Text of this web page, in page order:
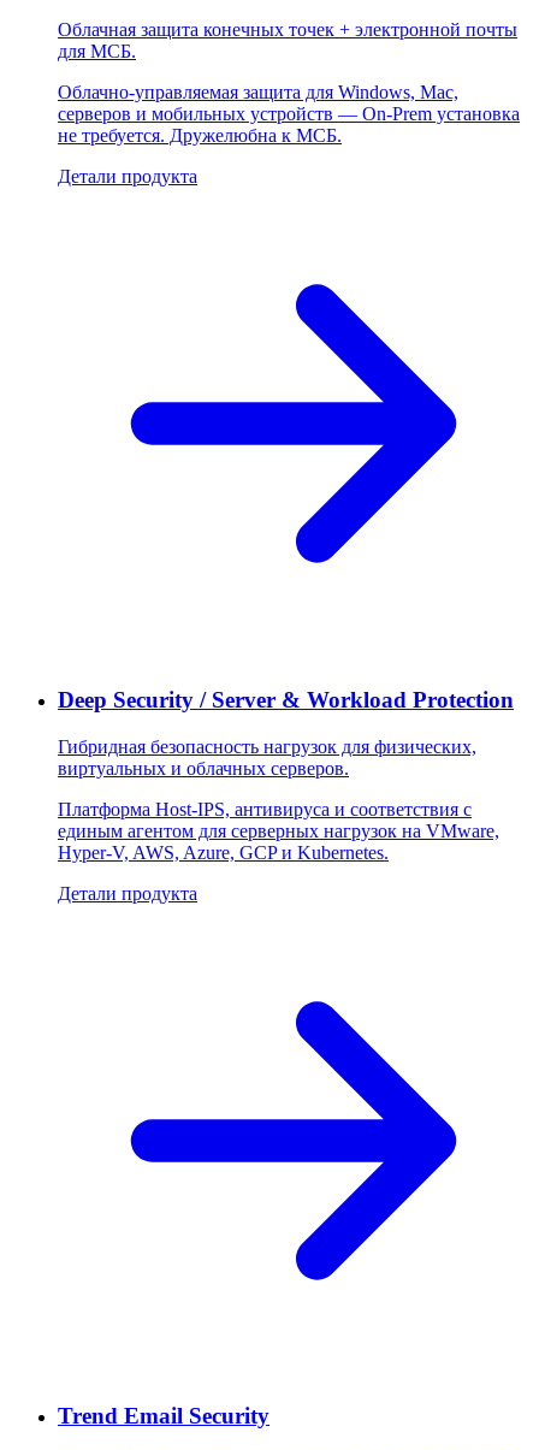
Облачная защита конечных точек + электронной почты
для МСБ.
Облачно-управляемая защита для Windows, Mac,
серверов и мобильных устройств — On-Prem установка
не требуется. Дружелюбна к МСБ.
Детали продукта
Deep Security / Server & Workload Protection
Гибридная безопасность нагрузок для физических,
виртуальных и облачных серверов.
Платформа Host-IPS, антивируса и соответствия с
единым агентом для серверных нагрузок на VMware,
Hyper-V, AWS, Azure, GCP и Kubernetes.
Детали продукта
Trend Email Security